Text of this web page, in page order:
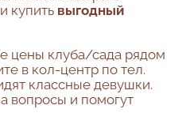
купить выгодный
цены клуба/сада рядом
в кол-центр по тел.
классные девушки.
вопросы и помогут